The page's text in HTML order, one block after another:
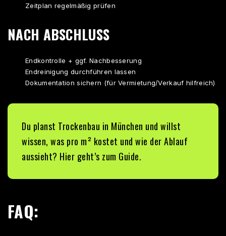
Zeitplan regelmäßig prüfen
NACH ABSCHLUSS
Endkontrolle + ggf. Nachbesserung
Endreinigung durchführen lassen
Dokumentation sichern (für Vermietung/Verkauf hilfreich)
Du planst Trockenbau in München und willst
wissen, was pro m² kostet und wie der Ablauf
aussieht? Hier geht’s zum Guide.
FAQ: